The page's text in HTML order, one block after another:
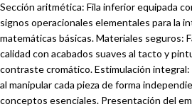
Sección aritmética: Fila inferior equipada
signos operacionales elementales para la
matemáticas básicas. Materiales seguros:
calidad con acabados suaves al tacto y
contraste cromático. Estimulación integral:
al manipular cada pieza de forma
conceptos esenciales. Presentación del